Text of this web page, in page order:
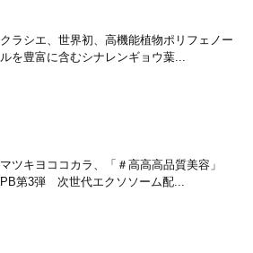
クラシエ、世界初、高機能植物ポリフェノー
ルを豊富に含むシナレンギョウ葉...
マツキヨココカラ、「＃高高高品質美容」
PB第3弾 次世代エクソソーム配...